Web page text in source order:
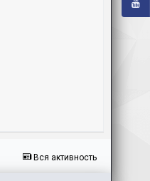
Вся активность